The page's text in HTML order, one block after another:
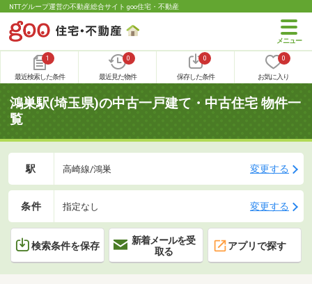
NTTグループ運営の不動産総合サイト goo住宅・不動産
1
最近検索した条件
0
最近見た物件
0
保存した条件
0
お気に入り
鴻巣駅(埼玉県)の中古一戸建て・中古住宅 物件一
覧
駅 高崎線/鴻巣 変更する
条件 指定なし 変更する
検索条件を保存
新着メールを受
取る
アプリで探す